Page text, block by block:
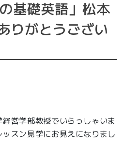
基礎英語」松本
りがとうござい
営学部教授でいらっしゃいま
スン見学にお見えになりまし